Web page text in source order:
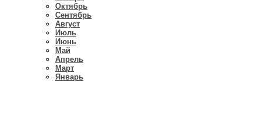
Октябрь
Сентябрь
Август
Июль
Июнь
Май
Апрель
Март
Январь